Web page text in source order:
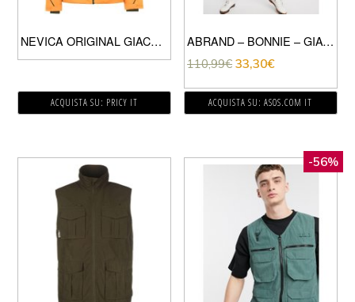
NEVICA ORIGINAL GIACCA DA NEVE UOMO ORANGE
ACQUISTA SU: PRICY IT
ABRAND – BONNIE – GIACCA DI JEANS LAVAGGIO BLU MEDIO
110,99€ 33,30€
ACQUISTA SU: ASOS.COM IT
-56%